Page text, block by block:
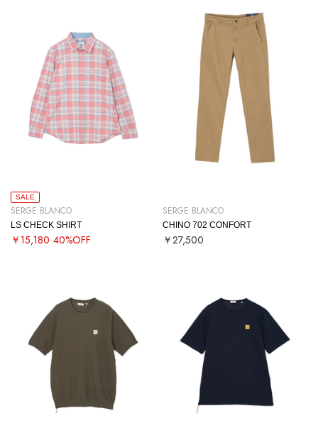
SALE
SERGE BLANCO
LS CHECK SHIRT
￥15,180 40%OFF
SERGE BLANCO
CHINO 702 CONFORT
￥27,500